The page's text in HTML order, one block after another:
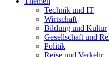
Technik und IT
Wirtschaft
Bildung und Kultur
Gesellschaft und
Politik
Reise und Verkehr